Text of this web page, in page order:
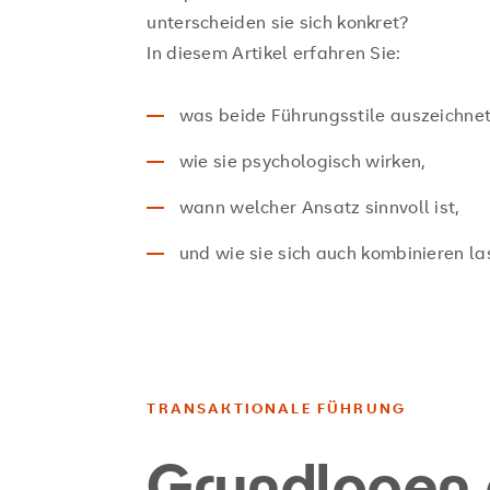
unterscheiden sie sich konkret?
In diesem Artikel erfahren Sie:
was beide Führungsstile
wie sie psychologisch wirken,
wann welcher Ansatz sinnvoll ist,
und wie sie sich auch kombinieren
TRANSAKTIONALE FÜHRUNG